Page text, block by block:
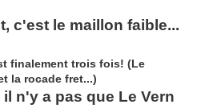
c'est le maillon faible...
finalement trois fois! (Le
la rocade fret...)
n'y a pas que Le Vern